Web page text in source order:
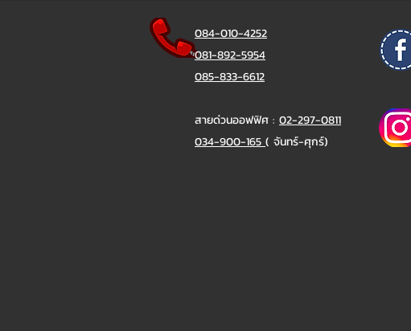
084-010-4252
081-892-5954
085-833-6612
สายด่วนออฟฟิศ : 02-297-0811
034-900-165 ( จันทร์-ศุกร์)